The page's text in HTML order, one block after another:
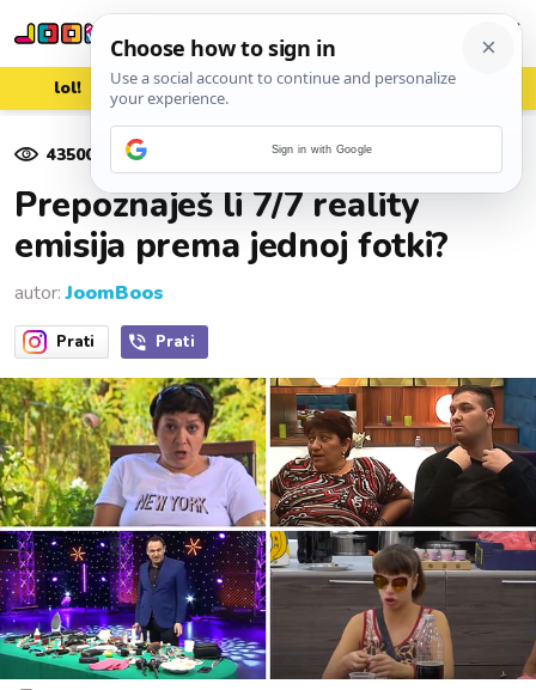
lol! aww vrh! woot?!
43500 pregleda
Prepoznaješ li 7/7 reality
emisija prema jednoj fotki?
autor:JoomBoos
Prati Prati
Sign in with Google